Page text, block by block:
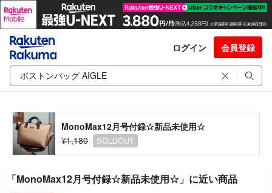
ログイン 会員登録
MonoMax12月号付録☆新品未使用☆
¥1,180
SOLDOUT
「MonoMax12月号付録☆新品未使用☆」に近い商品